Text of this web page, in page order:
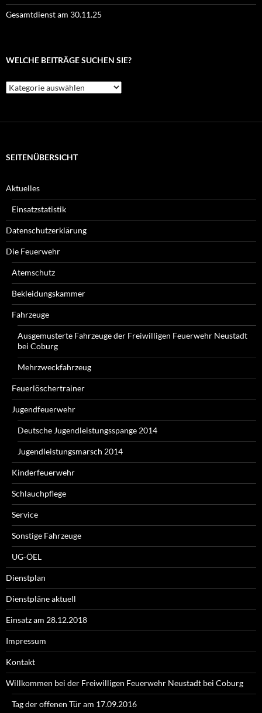
Gesamtdienst am 30.11.25
WELCHE BEITRÄGE SUCHEN SIE?
Welche
Beiträge
SEITENÜBERSICHT
Aktuelles
Einsatzstatistik
Datenschutzerklärung
Die Feuerwehr
Atemschutz
Bekleidungskammer
Fahrzeuge
Ausgemusterte Fahrzeuge der Freiwilligen Feuerwehr Neustadt
bei Coburg
Mehrzweckfahrzeug
Feuerlöschertrainer
Jugendfeuerwehr
Deutsche Jugendleistungsspange 2014
Jugendleistungsmarsch 2014
Kinderfeuerwehr
Schlauchpflege
Service
Sonstige Fahrzeuge
UG-ÖEL
Dienstplan
Dienstpläne aktuell
Einsatz am 28.12.2018
Impressum
Kontakt
Willkommen bei der Freiwilligen Feuerwehr Neustadt bei Coburg
Tag der offenen Tür am 17.09.2016